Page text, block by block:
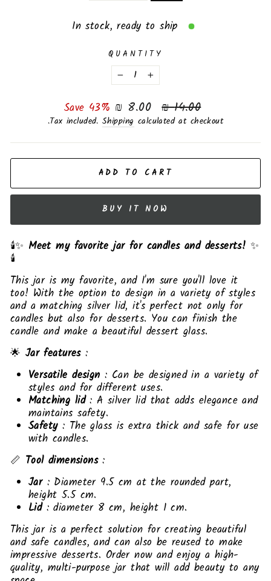
In stock, ready to ship
QUANTITY
−
+
Regular
price
14.00 ₪
Sale
price
8.00 ₪
Save 43%
Tax included.Shipping calculated at checkout.
ADD TO CART
BUY IT NOW
🕯️✨ Meet my favorite jar for candles and desserts! ✨
🕯️
This jar is my favorite, and I'm sure you'll love it
too! With the option to design in a variety of styles
and a matching silver lid, it's perfect not only for
candles but also for desserts. You can finish the
candle and make a beautiful dessert glass.
🌟 Jar features:
Versatile design : Can be designed in a variety of
styles and for different uses.
Matching lid: A silver lid that adds elegance and
maintains safety.
Safety: The glass is extra thick and safe for use
with candles.
📏 Tool dimensions:
Jar: Diameter 9.5 cm at the rounded part,
height 5.5 cm.
Lid: diameter 8 cm, height 1 cm.
This jar is a perfect solution for creating beautiful
and safe candles, and can also be reused to make
impressive desserts. Order now and enjoy a high-
quality, multi-purpose jar that will add beauty to any